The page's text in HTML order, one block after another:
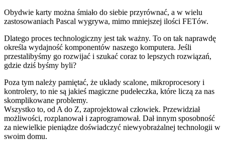
Obydwie karty można śmiało do siebie przyrównać, a w wielu
zastosowaniach Pascal wygrywa, mimo mniejszej ilości FETów.
Dlatego proces technologiczny jest tak ważny. To on tak naprawdę
określa wydajność komponentów naszego komputera. Jeśli
przestalibyśmy go rozwijać i szukać coraz to lepszych rozwiązań,
gdzie dziś byśmy byli?
Poza tym należy pamiętać, że układy scalone, mikroprocesory i
kontrolery, to nie są jakieś magiczne pudełeczka, które liczą za nas
skomplikowane problemy.
Wszystko to, od A do Z, zaprojektował człowiek. Przewidział
możliwości, rozplanował i zaprogramował. Dał innym sposobność
za niewielkie pieniądze doświadczyć niewyobrażalnej technologii w
swoim domu.